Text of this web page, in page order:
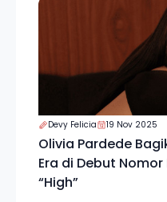
Devy Felicia 19 Nov 2025
Olivia Pardede
Era di Debut Nomor RnB Pop 90’s Berjudul
“High”